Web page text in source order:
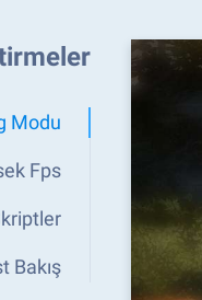
Modu
Fps
Bakış